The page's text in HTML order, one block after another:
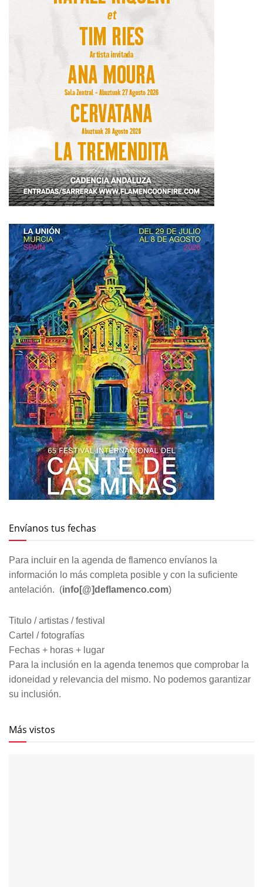
Envíanos tus fechas
Para incluir en la agenda de flamenco envíanos la
información lo más completa posible y con la suficiente
antelación. (info[@]deflamenco.com)
Titulo / artistas / festival
Cartel / fotografías
Fechas + horas + lugar
Para la inclusión en la agenda tenemos que comprobar la
idoneidad y relevancia del mismo. No podemos garantizar
su inclusión.
Más vistos